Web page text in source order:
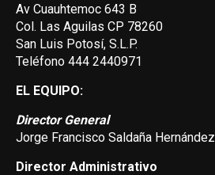
Av Cuauhtemoc 643 B
Col. Las Aguilas CP 78260
San Luis Potosí, S.L.P.
Teléfono 444 2440971
EL EQUIPO:
Director General
Jorge Francisco Saldaña Hernández
Director Administrativo